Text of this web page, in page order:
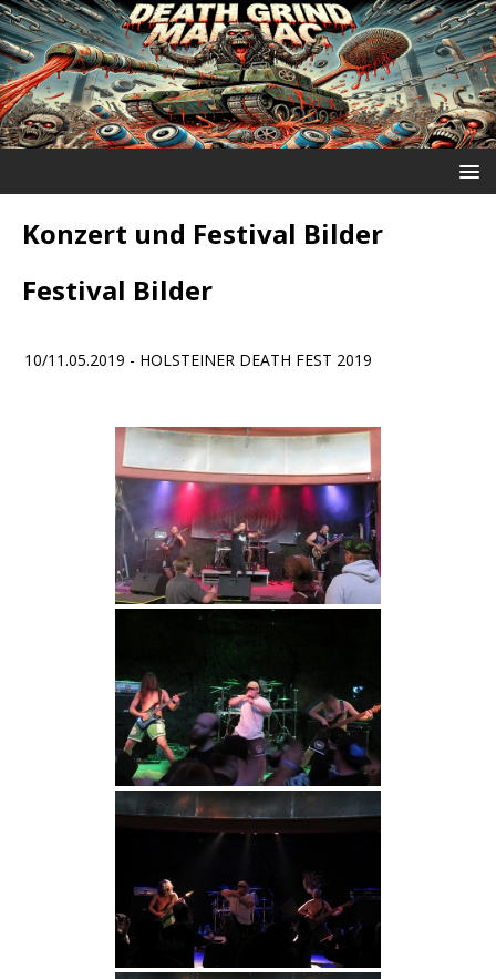
Konzert und Festival Bilder
Festival Bilder
10/11.05.2019 - HOLSTEINER DEATH FEST 2019